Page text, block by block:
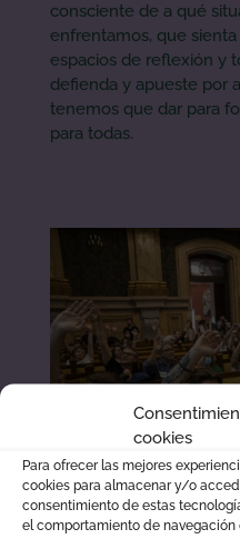
cookies
Para ofrecer las mejores
cookies para almacenar y/o
consentimiento de estas
el comportamiento de
consciente de a qué
enfrentamos, que
espacios de reflexión y
defienda y apueste por
tenemos que dar para
para todas.
Votación de